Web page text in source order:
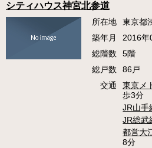
シティハウス神宮北参道
所在地
東京都
築年月
2016年
総階数
5階
総戸数
86戸
交通
東京メ
歩3分
JR山手
JR総武
都営大
8分